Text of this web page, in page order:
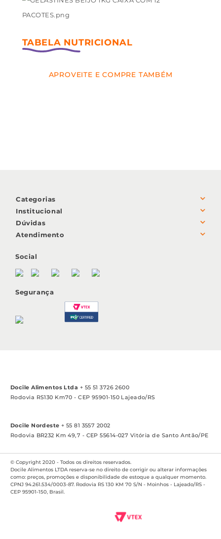
APROVEITE E COMPRE TAMBÉM
Categorias
+
Institucional
+
Código de ética
Dúvidas +
Poítica de privacidade
Formas de pagamento
Atendimento +
(51) 3726.2600
Segunda à sexta-feira
sac@docile.com.br
das 10:00h às 12:00h
Social
Segurança
Docile Alimentos Ltda + 55 51 3726 2600
Rodovia RS130 Km70 - CEP 95901-150 Lajeado/RS
Docile Nordeste + 55 81 3557 2002
Rodovia BR232 Km 49,7 - CEP 55614-027 Vitória de Santo Antão/PE
© Copyright 2020 - Todos os direitos reservados.
Docile Alimentos LTDA reserva-se no direito de corrigir ou alterar informações
como: preços, promoções e disponibilidade de estoque a qualquer momento.
CPNJ 94.261.534/0003-87. Rodovia RS 130 KM 70 S/N - Moinhos - Lajeado/RS -
CEP 95901-150, Brasil.